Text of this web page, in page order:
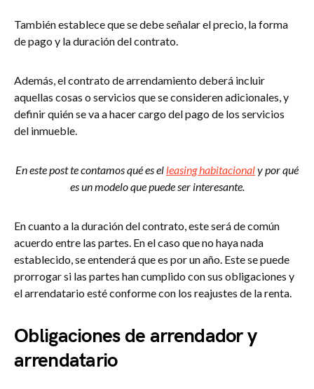
También establece que se debe señalar el precio, la forma
de pago y la duración del contrato.
Además, el contrato de arrendamiento deberá incluir
aquellas cosas o servicios que se consideren adicionales, y
definir quién se va a hacer cargo del pago de los servicios
del inmueble.
En este post te contamos qué es el leasing habitacionaly por qué
es un modelo que puede ser interesante.
En cuanto a la duración del contrato, este será de común
acuerdo entre las partes. En el caso que no haya nada
establecido, se entenderá que es por un año. Este se puede
prorrogar si las partes han cumplido con sus obligaciones y
el arrendatario esté conforme con los reajustes de la renta.
Obligaciones de arrendador y
arrendatario